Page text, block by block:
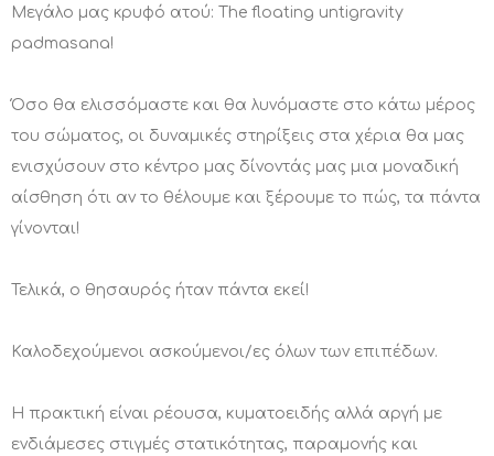
Μεγάλο μας κρυφό ατού: The floating untigravity
padmasana!
Όσο θα ελισσόμαστε και θα λυνόμαστε στο κάτω μέρος
του σώματος, οι δυναμικές στηρίξεις στα χέρια θα μας
ενισχύσουν στο κέντρο μας δίνοντάς μας μια μοναδική
αίσθηση ότι αν το θέλουμε και ξέρουμε το πώς, τα πάντα
γίνονται!
Τελικά, ο θησαυρός ήταν πάντα εκεί!
Καλοδεχούμενοι ασκούμενοι/ες όλων των επιπέδων.
Η πρακτική είναι ρέουσα, κυματοειδής αλλά αργή με
ενδιάμεσες στιγμές στατικότητας, παραμονής και